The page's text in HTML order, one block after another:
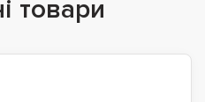
товари